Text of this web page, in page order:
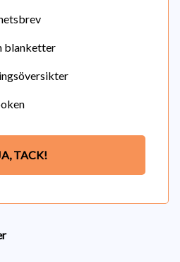
blanketter
TACK!